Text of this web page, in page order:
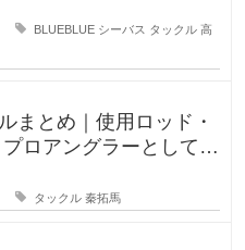
BLUEBLUE シーバス タックル 高
まとめ｜使用ロッド・
タックル 秦拓馬